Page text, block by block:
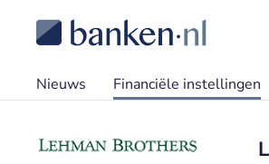
Nieuws Financiële instellingen